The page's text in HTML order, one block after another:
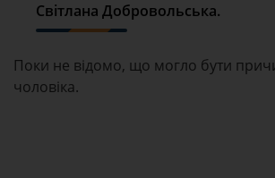
Світлана Добровольська.
Поки не відомо, що могло бути
чоловіка.